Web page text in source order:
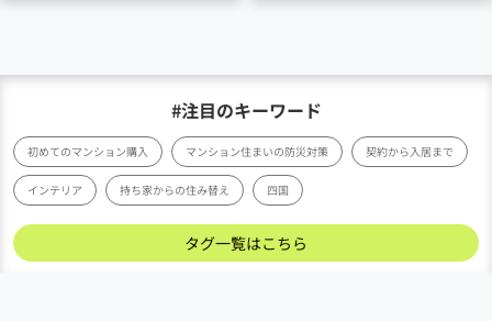
#注目のキーワード
初めてのマンション購入 マンション住まいの防災対策 契約から入居まで
インテリア 持ち家からの住み替え 四国
タグ一覧はこちら